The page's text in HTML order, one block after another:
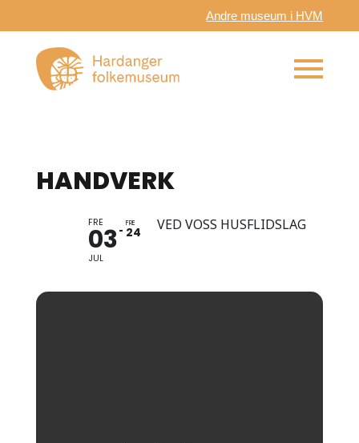
Andre museum i HVM
HANDVERK
FRE
03
JUL
FRE
24 VED VOSS HUSFLIDSLAG